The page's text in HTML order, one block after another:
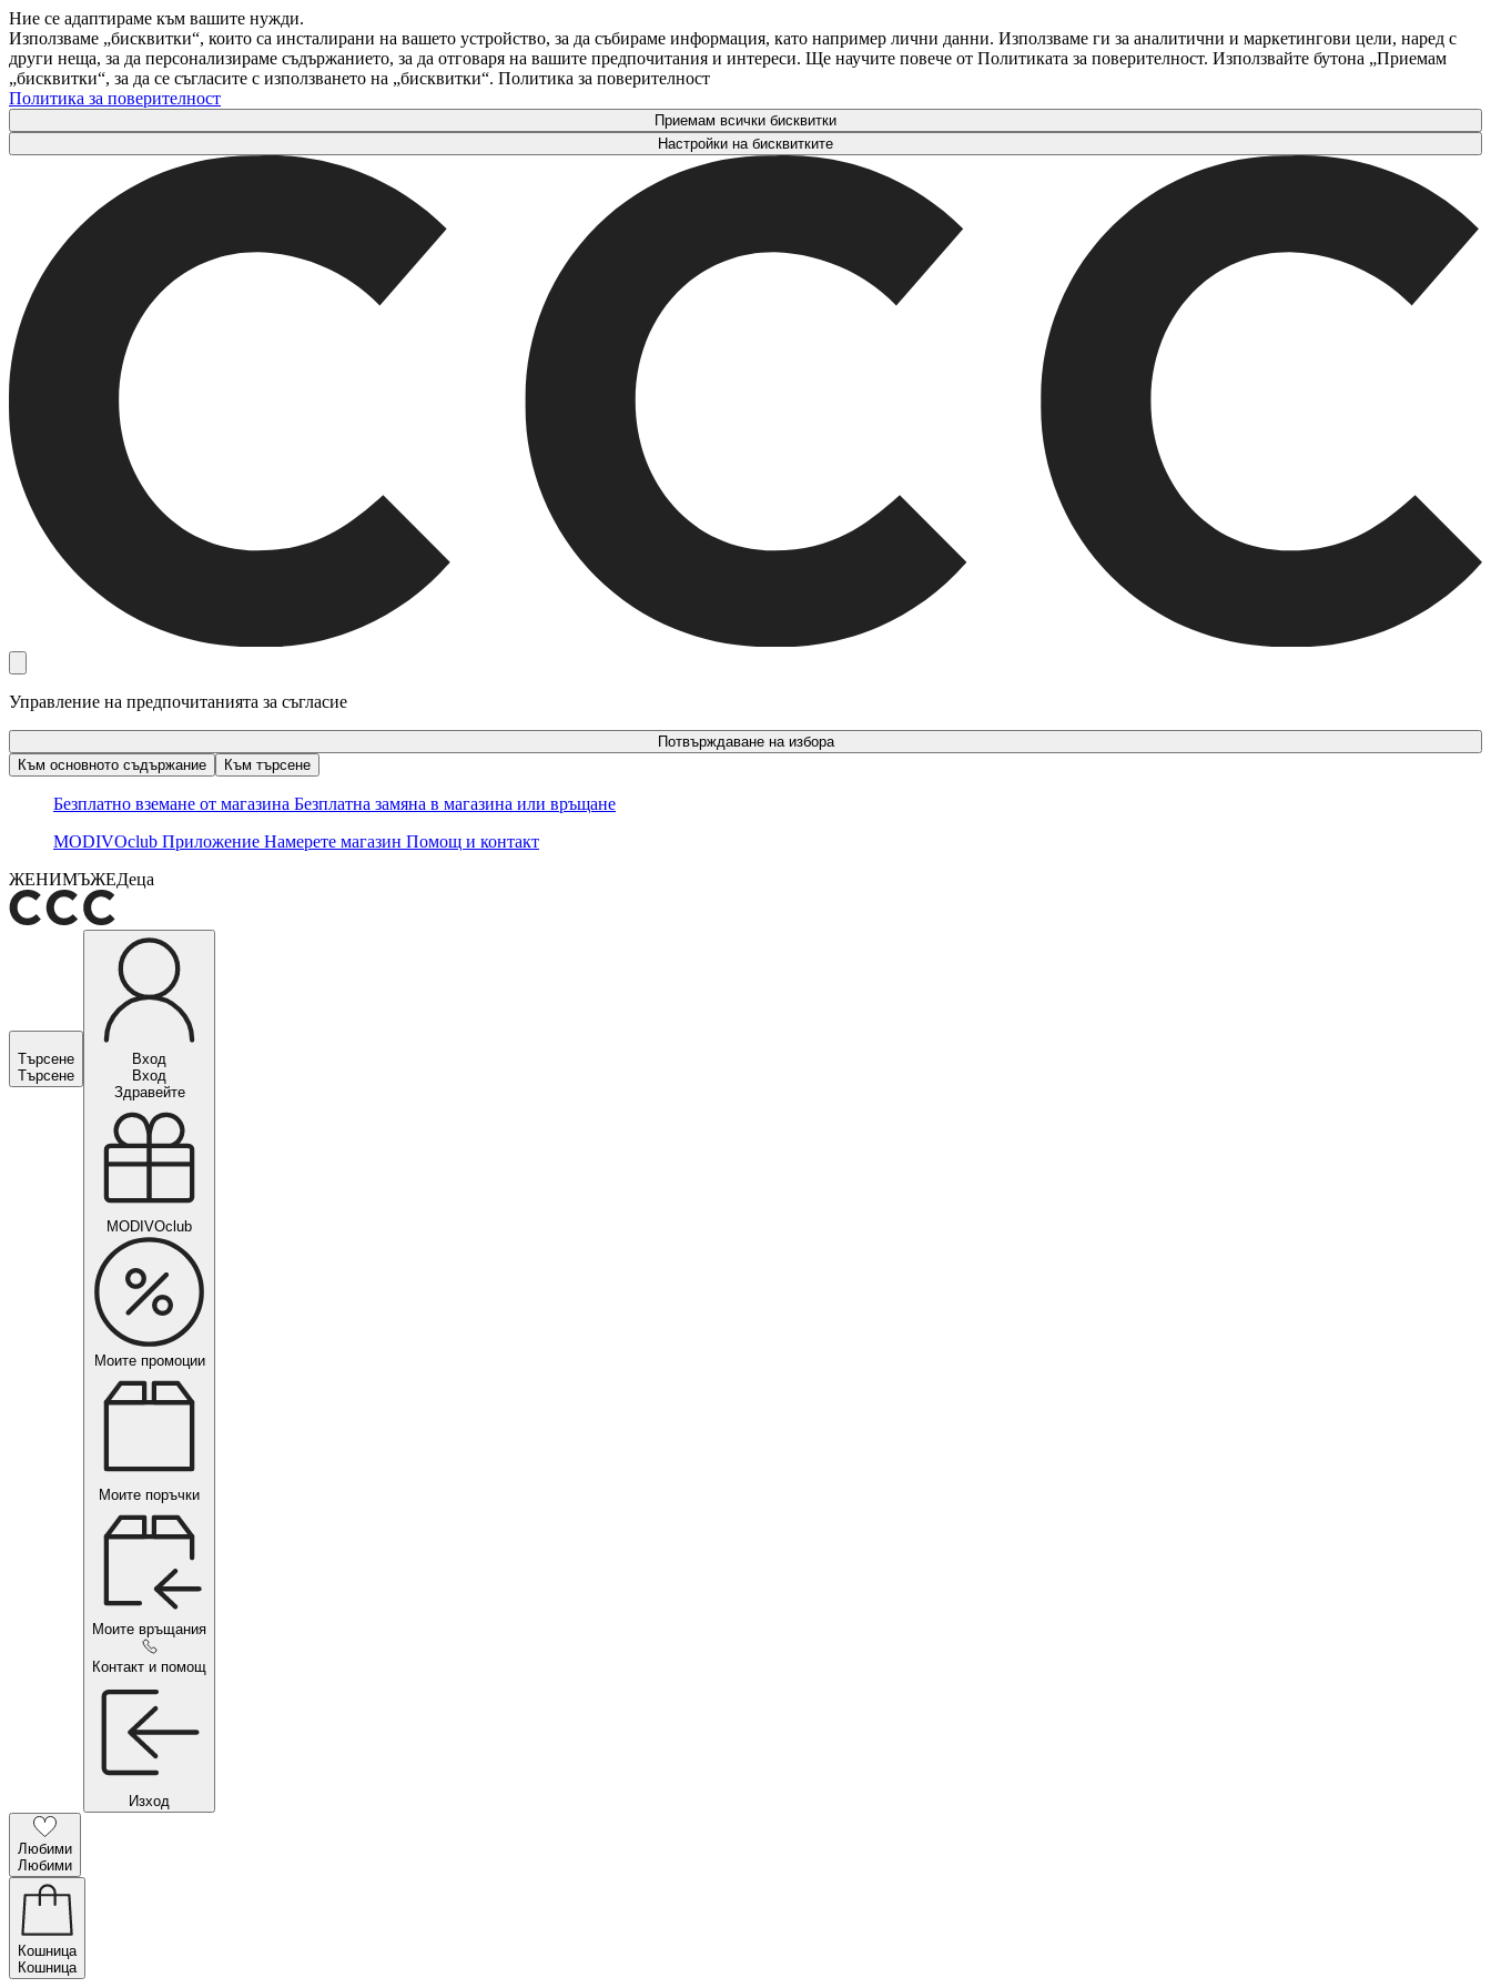
Ние се адаптираме към вашите нужди.
Използваме „бисквитки“, които са инсталирани на вашето устройство, за да събираме информация, като например лични данни. Използваме ги за аналитични и маркетингови цели, наред с
други неща, за да персонализираме съдържанието, за да отговаря на вашите предпочитания и интереси. Ще научите повече от Политиката за поверителност. Използвайте бутона „Приемам
„бисквитки“, за да се съгласите с използването на „бисквитки“. Политика за поверителност
Политика за поверителност
Приемам всички бисквитки
Настройки на бисквитките
Управление на предпочитанията за съгласие
Потвърждаване на избора
Към основното съдържание
Към търсене
Безплатно вземане от магазина Безплатна замяна в магазина или връщане
MODIVOclub Приложение Намерете магазин Помощ и контакт
ЖЕНИМЪЖЕДеца
Търсене
Търсене
Вход
Вход
Здравейте
MODIVOclub
Моите промоции
Моите поръчки
Моите връщания
Контакт и помощ
Изход
Любими
Любими
Кошница
Кошница